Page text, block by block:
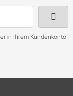
in Ihrem Kundenkonto